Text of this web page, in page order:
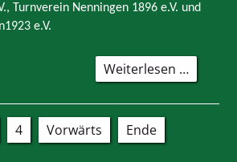
Turnverein Nenningen 1896 e.V. und
e.V.
Weiterlesen …Hero-
Cross
4 Vorwärts Ende